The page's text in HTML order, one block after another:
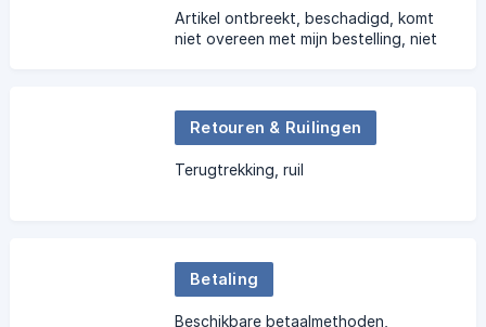
Artikel ontbreekt, beschadigd, komt
niet overeen met mijn bestelling, niet
Retouren & Ruilingen
Terugtrekking, ruil
Betaling
Beschikbare betaalmethoden,